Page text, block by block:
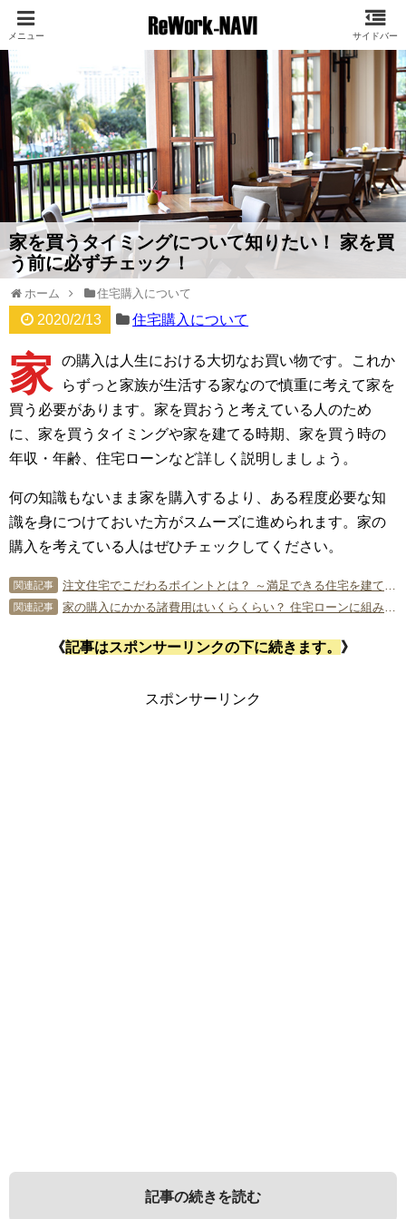
家を買うタイミングについて知りたい！ 家を買
う前に必ずチェック！
ホーム 住宅購入について
2020/2/13 住宅購入について
家 の購入は人生における大切なお買い物です。これか
らずっと家族が生活する家なので慎重に考えて家を
買う必要があります。家を買おうと考えている人のため
に、家を買うタイミングや家を建てる時期、家を買う時の
年収・年齢、住宅ローンなど詳しく説明しましょう。
何の知識もないまま家を購入するより、ある程度必要な知
識を身につけておいた方がスムーズに進められます。家の
購入を考えている人はぜひチェックしてください。
関連記事 注文住宅でこだわるポイントとは？ ～満足できる住宅を建てるための知識～
関連記事 家の購入にかかる諸費用はいくらくらい？ 住宅ローンに組みこめるの？
《記事はスポンサーリンクの下に続きます。 》
スポンサーリンク
記事の続きを読む